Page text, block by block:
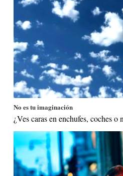
No es tu imaginación
¿Ves caras en enchufes, coches